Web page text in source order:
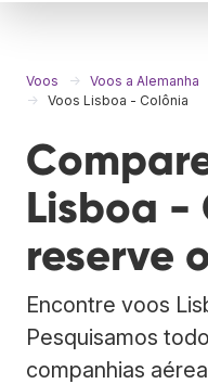
Voos Voos a Alemanha
Voos Lisboa - Colônia
Lisboa -
reserve
Encontre voos
Pesquisamos
companhias